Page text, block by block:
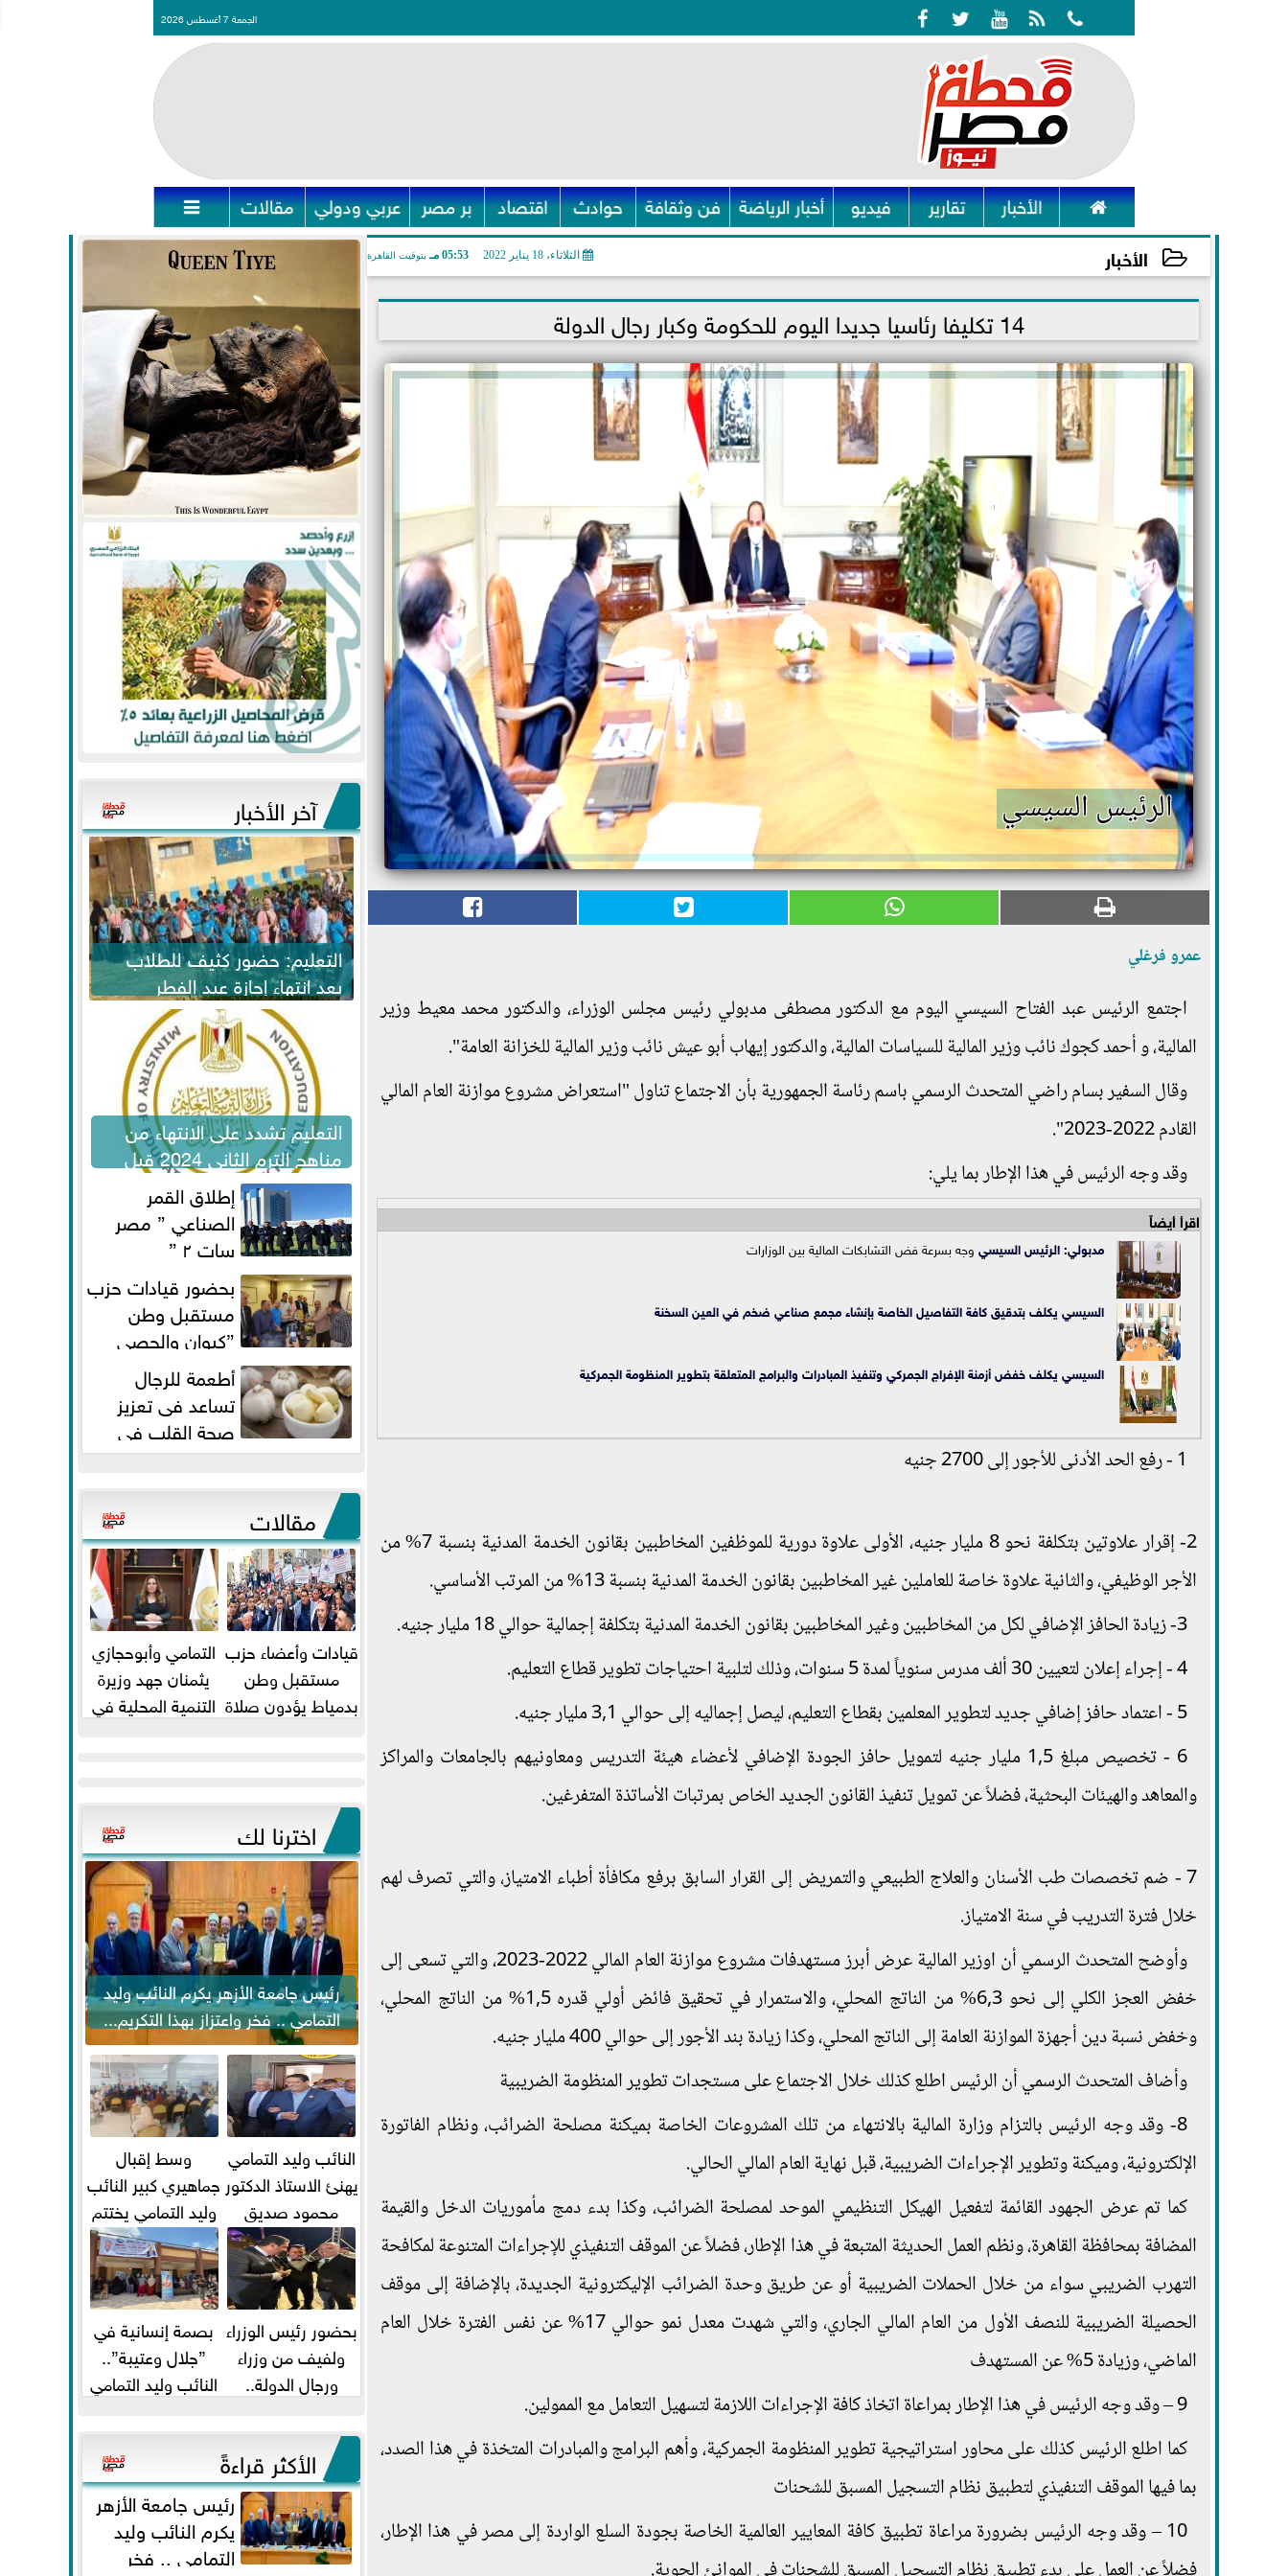
     الجمعة 7 أغسطس 2026
 الأخبار تقارير فيديو أخبار الرياضة فن وثقافة حوادث اقتصاد بر مصر عربي ودولي مقالات 
الأخبار الثلاثاء، 18 يناير 2022 05:53 مـ بتوقيت القاهرة
2022-01-18 17:53:53 14 تكليفا رئاسيا جديدا اليوم للحكومة وكبار رجال الدولة
الرئيس السيسي
عمرو فرغلي
اجتمع الرئيس عبد الفتاح السيسي اليوم مع الدكتور مصطفى مدبولي رئيس مجلس الوزراء، والدكتور محمد معيط وزير
المالية، و أحمد كجوك نائب وزير المالية للسياسات المالية، والدكتور إيهاب أبو عيش نائب وزير المالية للخزانة العامة".
وقال السفير بسام راضي المتحدث الرسمي باسم رئاسة الجمهورية بأن الاجتماع تناول "استعراض مشروع موازنة العام المالي
القادم 2022-2023".
وقد وجه الرئيس في هذا الإطار بما يلي:
اقرأ أيضاً
مدبولي:الرئيس السيسي وجه بسرعة فض التشابكات المالية بين الوزارات
السيسي يكلف بتدقيق كافة التفاصيل الخاصة بإنشاء مجمع صناعي ضخم في العين السخنة
السيسي يكلف خفض أزمنة الإفراج الجمركي وتنفيذ المبادرات والبرامج المتعلقة بتطوير المنظومة الجمركية
1 - رفع الحد الأدنى للأجور إلى 2700 جنيه
2- إقرار علاوتين بتكلفة نحو 8 مليار جنيه، الأولى علاوة دورية للموظفين المخاطبين بقانون الخدمة المدنية بنسبة 7% من
الأجر الوظيفي، والثانية علاوة خاصة للعاملين غير المخاطبين بقانون الخدمة المدنية بنسبة 13% من المرتب الأساسي.
3- زيادة الحافز الإضافي لكل من المخاطبين وغير المخاطبين بقانون الخدمة المدنية بتكلفة إجمالية حوالي 18 مليار جنيه.
4 - إجراء إعلان لتعيين 30 ألف مدرس سنوياً لمدة 5 سنوات، وذلك لتلبية احتياجات تطوير قطاع التعليم.
5 - اعتماد حافز إضافي جديد لتطوير المعلمين بقطاع التعليم، ليصل إجماليه إلى حوالي 3,1 مليار جنيه.
6 - تخصيص مبلغ 1,5 مليار جنيه لتمويل حافز الجودة الإضافي لأعضاء هيئة التدريس ومعاونيهم بالجامعات والمراكز
والمعاهد والهيئات البحثية، فضلاً عن تمويل تنفيذ القانون الجديد الخاص بمرتبات الأساتذة المتفرغين.
7 - ضم تخصصات طب الأسنان والعلاج الطبيعي والتمريض إلى القرار السابق برفع مكافأة أطباء الامتياز، والتي تصرف لهم
خلال فترة التدريب في سنة الامتياز.
وأوضح المتحدث الرسمي أن اوزير المالية عرض أبرز مستهدفات مشروع موازنة العام المالي 2022-2023، والتي تسعى إلى
خفض العجز الكلي إلى نحو 6,3% من الناتج المحلي، والاستمرار في تحقيق فائض أولي قدره 1,5% من الناتج المحلي،
وخفض نسبة دين أجهزة الموازنة العامة إلى الناتج المحلي، وكذا زيادة بند الأجور إلى حوالي 400 مليار جنيه.
وأضاف المتحدث الرسمي أن الرئيس اطلع كذلك خلال الاجتماع على مستجدات تطوير المنظومة الضريبية
8- وقد وجه الرئيس بالتزام وزارة المالية بالانتهاء من تلك المشروعات الخاصة بميكنة مصلحة الضرائب، ونظام الفاتورة
الإلكترونية، وميكنة وتطوير الإجراءات الضريبية، قبل نهاية العام المالي الحالي.
كما تم عرض الجهود القائمة لتفعيل الهيكل التنظيمي الموحد لمصلحة الضرائب، وكذا بدء دمج مأموريات الدخل والقيمة
المضافة بمحافظة القاهرة، ونظم العمل الحديثة المتبعة في هذا الإطار، فضلاً عن الموقف التنفيذي للإجراءات المتنوعة لمكافحة
التهرب الضريبي سواء من خلال الحملات الضريبية أو عن طريق وحدة الضرائب الإليكترونية الجديدة، بالإضافة إلى موقف
الحصيلة الضريبية للنصف الأول من العام المالي الجاري، والتي شهدت معدل نمو حوالي 17% عن نفس الفترة خلال العام
الماضي، وزيادة 5% عن المستهدف
9 – وقد وجه الرئيس في هذا الإطار بمراعاة اتخاذ كافة الإجراءات اللازمة لتسهيل التعامل مع الممولين.
كما اطلع الرئيس كذلك على محاور استراتيجية تطوير المنظومة الجمركية، وأهم البرامج والمبادرات المتخذة في هذا الصدد،
بما فيها الموقف التنفيذي لتطبيق نظام التسجيل المسبق للشحنات
10 – وقد وجه الرئيس بضرورة مراعاة تطبيق كافة المعايير العالمية الخاصة بجودة السلع الواردة إلى مصر في هذا الإطار،
آخر الأخبار
التعليم: حضور كثيف للطلاب
بعد انتهاء إجازة عيد الفطر
لاستكمال المناهج
التعليم تشدد على الانتهاء من
مناهج الترم الثاني 2024 قبل
الامتحانات
إطلاق القمر
الصناعي ” مصر
سات ٢ ”
بحضور قيادات حزب
مستقبل وطن
”كيوان والحصي
والتمامي وابوحجازي وعيسي” أمانه
كفر...
أطعمة للرجال
تساعد فى تعزيز
صحة القلب فى
سن الأربعين
مقالات
قيادات وأعضاء حزب
مستقبل وطن
بدمياط يؤدون صلاة
التمامي وأبوحجازي
يثمنان جهد وزيرة
التنمية المحلية في
اخترنا لك
رئيس جامعة الأزهر يكرم النائب وليد
التمامي .. فخر واعتزاز بهذا التكريم...
النائب وليد التمامي
يهنئ الاستاذ الدكتور
محمود صديق
تكليفة قائم باعمال
...
وسط إقبال
جماهيري كبير النائب
وليد التمامي يختتم
أضخم قافلة طبية
مجانية...
بحضور رئيس الوزراء
ولفيف من وزراء
ورجال الدولة..
ومحمد...
بصمة إنسانية في
”جلال وعتيبة”..
النائب وليد التمامي
شيحة يداويان...
الأكثر قراءةً
رئيس جامعة الأزهر
يكرم النائب وليد
التمامي .. فخر